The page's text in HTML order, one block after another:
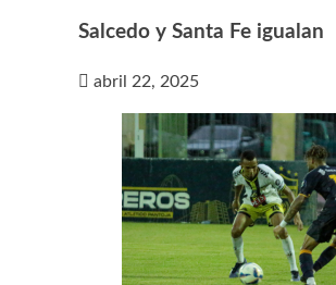
Salcedo y Santa Fe igualan
abril 22, 2025